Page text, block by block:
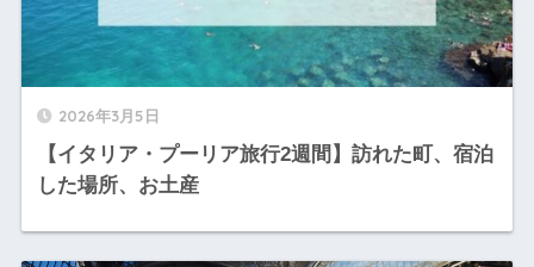
2026年3月5日
【イタリア・プーリア旅行2週間】訪れた町、宿泊
した場所、お土産